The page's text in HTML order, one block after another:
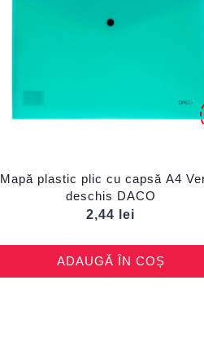
Mapă plastic plic cu capsă A4
deschis DACO
2,44
lei
ADAUGĂ ÎN COȘ